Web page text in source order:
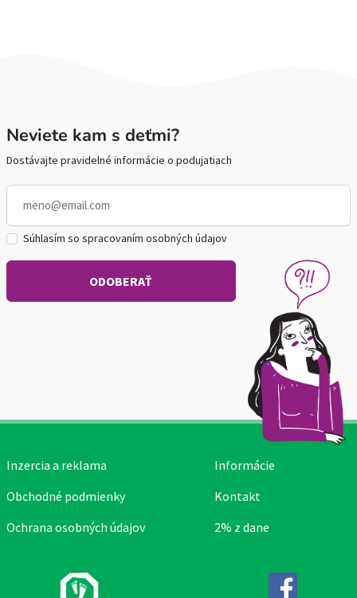
Neviete kam s deťmi?
Dostávajte pravidelné informácie o podujatiach
Súhlasím so spracovaním osobných údajov
Inzercia a reklama
Obchodné podmienky
Ochrana osobných údajov
Informácie
Kontakt
2% z dane